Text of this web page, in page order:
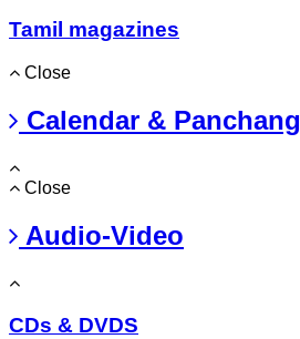
Tamil magazines
Close
Calendar & Panchang
Close
Audio-Video
CDs & DVDS